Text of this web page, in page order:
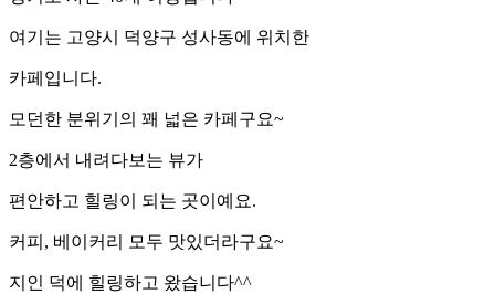
여기는 고양시 덕양구 성사동에 위치한
카페입니다.
모던한 분위기의 꽤 넓은 카페구요~
2층에서 내려다보는 뷰가
편안하고 힐링이 되는 곳이예요.
커피, 베이커리 모두 맛있더라구요~
지인 덕에 힐링하고 왔습니다^^